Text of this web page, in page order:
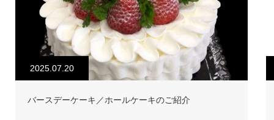
2025.07.20
バースデーケーキ／ホールケーキのご紹介